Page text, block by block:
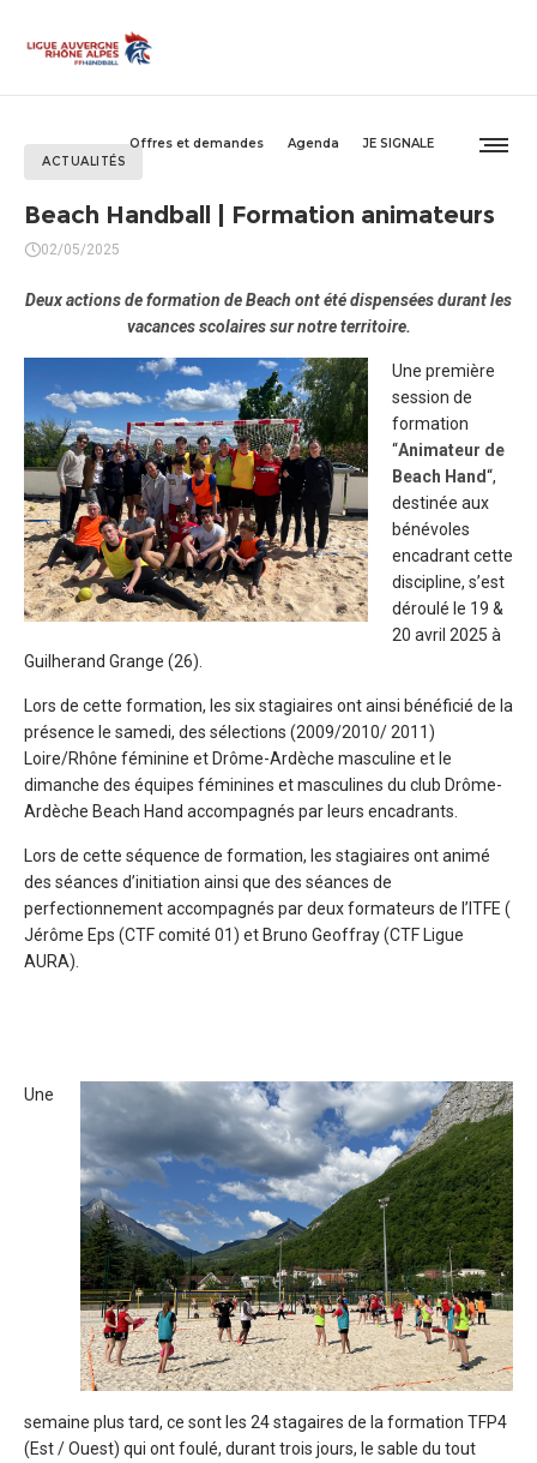
Offres et demandes Agenda
JE SIGNALE
ACTUALITÉS
Beach Handball | Formation animateurs
02/05/2025
Deux actions de formation de Beach ont été dispensées durant les
vacances scolaires sur notre territoire.
Une première
session de
formation
“Animateur de
Beach Hand“,
destinée aux
bénévoles
encadrant cette
discipline, s’est
déroulé le 19 &
20 avril 2025 à
Guilherand Grange (26).
Lors de cette formation, les six stagiaires ont ainsi bénéficié de la
présence le samedi, des sélections (2009/2010/ 2011)
Loire/Rhône féminine et Drôme-Ardèche masculine et le
dimanche des équipes féminines et masculines du club Drôme-
Ardèche Beach Hand accompagnés par leurs encadrants.
Lors de cette séquence de formation, les stagiaires ont animé
des séances d’initiation ainsi que des séances de
perfectionnement accompagnés par deux formateurs de l’ITFE (
Jérôme Eps (CTF comité 01) et Bruno Geoffray (CTF Ligue
AURA).
Une
semaine plus tard, ce sont les 24 stagaires de la formation TFP4
(Est / Ouest) qui ont foulé, durant trois jours, le sable du tout